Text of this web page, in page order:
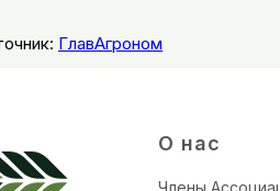
ГлавАгроном
О нас
Члены